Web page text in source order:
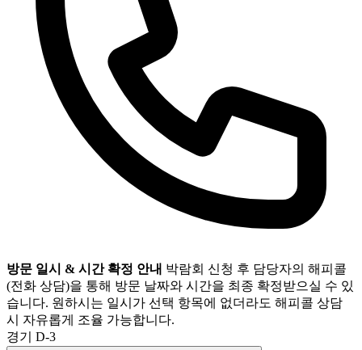
방문 일시 & 시간 확정 안내 박람회 신청 후 담당자의 해피콜
(전화 상담)을 통해 방문 날짜와 시간을 최종 확정받으실 수 있
습니다. 원하시는 일시가 선택 항목에 없더라도 해피콜 상담
시 자유롭게 조율 가능합니다.
경기
D-3